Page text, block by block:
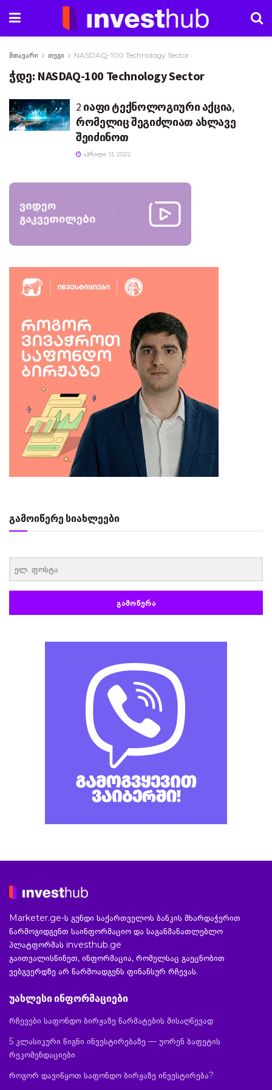
მთავარი თეგი NASDAQ-100 Technology Sector
ჭდე: NASDAQ-100 Technology Sector
2 იაფი ტექნოლოგიური აქცია,
რომელიც შეგიძლიათ ახლავე
შეიძინოთ
ᲐᲞᲠᲘᲚᲘ 13, 2022
გამოიწერე სიახლეები
ᲒᲐᲛᲝᲬᲔᲠᲐ
Marketer.ge-ს გუნდი საქართველოს ბანკის მხარდაჭერით
წარმოგიდგენთ საინფორმაციო და საგანმანათლებლო
პლატფორმას investhub.ge
გაითვალისწინეთ, ინფორმაცია, რომელსაც გაეცნობით
ვებგვერდზე არ წარმოადგენს ფინანსურ რჩევას.
უახლესი ინფორმაციები
რჩევები საფონდო ბირჟაზე წარმატების მისაღწევად
5 კლასიკური წიგნი ინვესტირებაზე — უორენ ბაფეტის
რეკომენდაციები
როგორ დავიწყოთ საფონდო ბირჟაზე ინვესტირება?